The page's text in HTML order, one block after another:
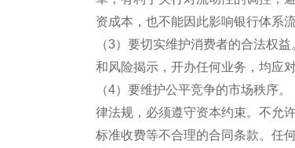
资成本，也不能因此影响银行体系
（3）要切实维护消费者的合法权
和风险揭示，开办任何业务，均应
（4）要维护公平竞争的市场秩序
律法规，必须遵守资本约束。不允
标准收费等不合理的合同条款。任